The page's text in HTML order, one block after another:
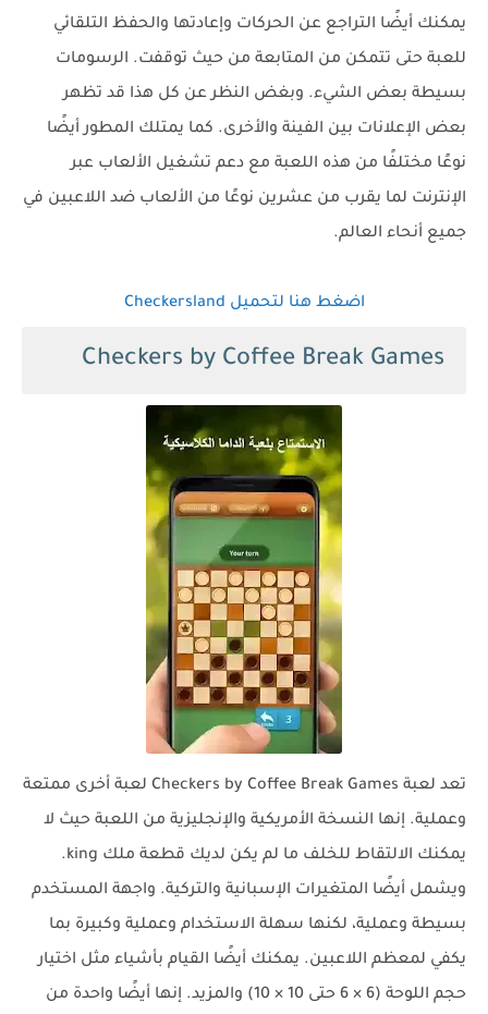
يمكنك أيضًا التراجع عن الحركات وإعادتها والحفظ التلقائي
للعبة حتى تتمكن من المتابعة من حيث توقفت. الرسومات
بسيطة بعض الشيء. وبغض النظر عن كل هذا قد تظهر
بعض الإعلانات بين الفينة والأخرى. كما يمتلك المطور أيضًا
نوعًا مختلفًا من هذه اللعبة مع دعم تشغيل الألعاب عبر
الإنترنت لما يقرب من عشرين نوعًا من الألعاب ضد اللاعبين في
جميع أنحاء العالم.
اضغط هنا لتحميل Checkersland
Checkers by Coffee Break Games
تعد لعبة Checkers by Coffee Break Games لعبة أخرى ممتعة
وعملية. إنها النسخة الأمريكية والإنجليزية من اللعبة حيث لا
يمكنك الالتقاط للخلف ما لم يكن لديك قطعة ملك king.
ويشمل أيضًا المتغيرات الإسبانية والتركية. واجهة المستخدم
بسيطة وعملية، لكنها سهلة الاستخدام وعملية وكبيرة بما
يكفي لمعظم اللاعبين. يمكنك أيضًا القيام بأشياء مثل اختيار
حجم اللوحة (6 × 6 حتى 10 × 10) والمزيد. إنها أيضًا واحدة من